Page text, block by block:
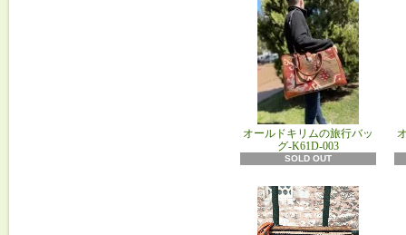
オールドキリムの旅行バッ
グ-K61D-003
SOLD OUT